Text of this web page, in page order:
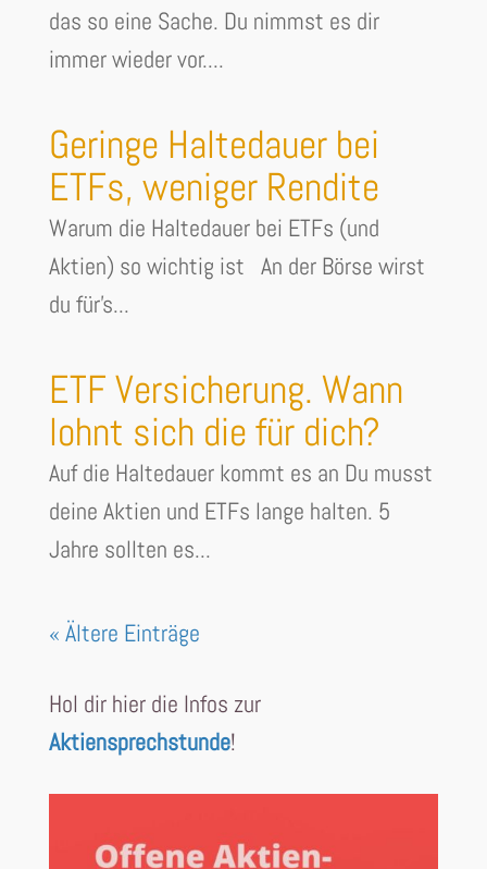
das so eine Sache. Du nimmst es dir
immer wieder vor....
Geringe Haltedauer bei
ETFs, weniger Rendite
Warum die Haltedauer bei ETFs (und
Aktien) so wichtig ist An der Börse wirst
du für's...
ETF Versicherung. Wann
lohnt sich die für dich?
Auf die Haltedauer kommt es an Du musst
deine Aktien und ETFs lange halten. 5
Jahre sollten es...
« Ältere Einträge
Hol dir hier die Infos zur
Aktiensprechstunde!